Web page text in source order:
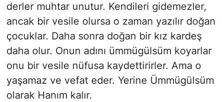
derler muhtar unutur. Kendileri gidemezler,
ancak bir vesile olursa o zaman yazılır doğan
çocuklar. Daha sonra doğan bir kız kardeş
daha olur. Onun adını ümmügülsüm koyarlar
onu bir vesile nüfusa kaydettirirler. Ama o
yaşamaz ve vefat eder. Yerine Ümmügülsüm
olarak Hanım kalır.